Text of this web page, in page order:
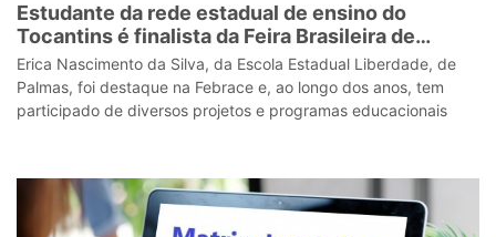
Estudante da rede estadual de ensino do
Tocantins é finalista da Feira Brasileira de
Ciências e Engenharia
Erica Nascimento da Silva, da Escola Estadual Liberdade, de
Palmas, foi destaque na Febrace e, ao longo dos anos, tem
participado de diversos projetos e programas educacionais